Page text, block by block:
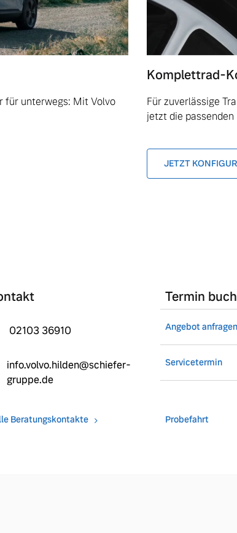
für unterwegs: Mit Volvo
Komplettrad-
Für zuverlässige
jetzt die
JETZT
02103 36910
info.volvo.hilden@schiefer-
gruppe.de
Beratungskontakte
Termin
Angebot anfragen
Servicetermin
Probefahrt